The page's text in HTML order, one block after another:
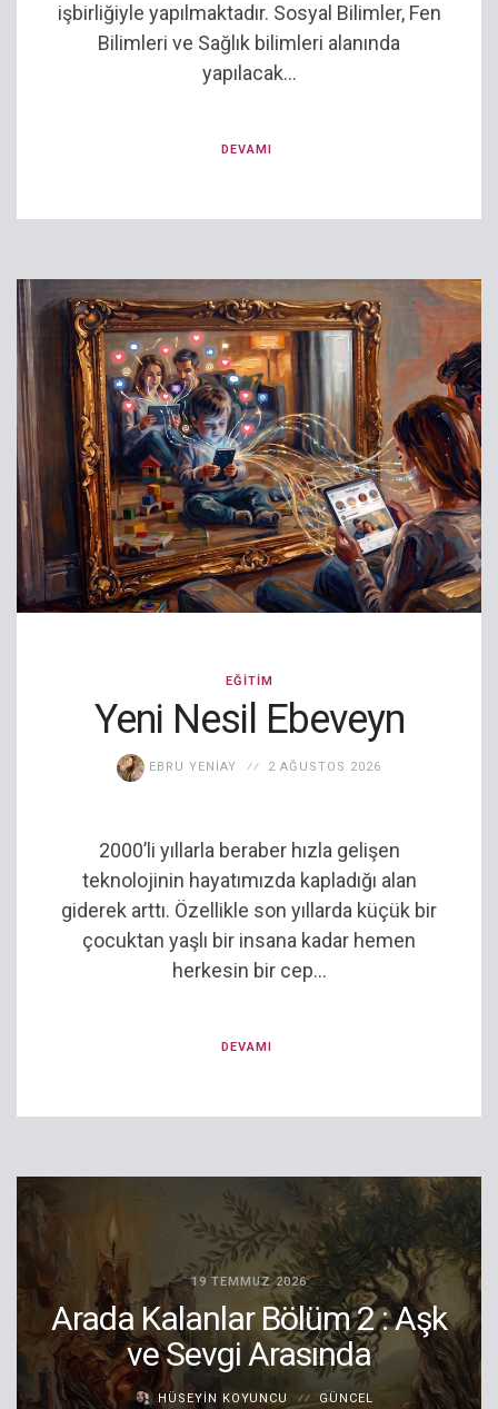
işbirliğiyle yapılmaktadır. Sosyal Bilimler, Fen
Bilimleri ve Sağlık bilimleri alanında
yapılacak...
DEVAMI
EĞITIM
Yeni Nesil Ebeveyn
EBRU YENIAY 2 AĞUSTOS 2026
2000’li yıllarla beraber hızla gelişen
teknolojinin hayatımızda kapladığı alan
giderek arttı. Özellikle son yıllarda küçük bir
çocuktan yaşlı bir insana kadar hemen
herkesin bir cep...
DEVAMI
19 TEMMUZ 2026
Arada Kalanlar Bölüm 2 : Aşk
ve Sevgi Arasında
HÜSEYIN KOYUNCU GÜNCEL